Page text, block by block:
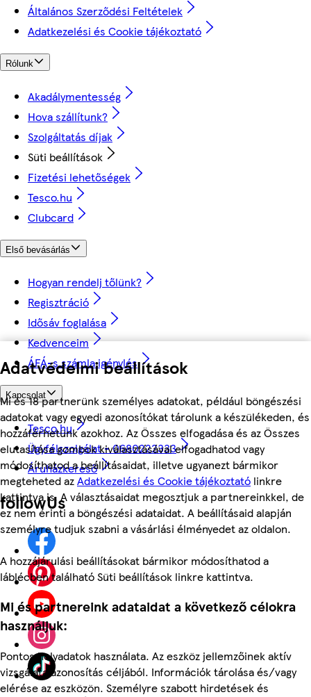
Adatvédelmi beállítások
Mi és 18 partnerünk személyes adatokat, például böngészési
adatokat vagy egyedi azonosítókat tárolunk a készülékeden, és
hozzáférhetünk azokhoz. Az Összes elfogadása és az Összes
elutasítása gombok kiválasztásával elfogadhatod vagy
módosíthatod a beállításaidat, illetve ugyanezt bármikor
megteheted azAdatkezelési és Cookie tájékoztató linkre
kattintva is. A választásaidat megosztjuk a partnereinkkel, de
ez nem érinti a böngészési adataidat. A beállításaid alapján
személyre tudjuk szabni a vásárlási élményedet az oldalon.
A hozzájárulási beállításokat bármikor módosíthatod a
láblécben található Süti beállítások linkre kattintva.
Mi és partnereink adataidat a következő célokra
használjuk:
Pontos helyadatok használata. Az eszköz jellemzőinek aktív
vizsgálata azonosítás céljából. Információk tárolása és/vagy
elérése az eszközön. Személyre szabott hirdetések és
Általános Szerződési Feltételek
Adatkezelési és Cookie tájékoztató
Rólunk
Akadálymentesség
Hova szállítunk?
Szolgáltatás díjak
Süti beállítások
Fizetési lehetőségek
Tesco.hu
Clubcard
Első bevásárlás
Hogyan rendelj tőlünk?
Regisztráció
Idősáv foglalása
Kedvenceim
ÁFÁ-s számla igénylés
Kapcsolat
Tesco.hu
Ügyfélszolgálat - 0680222333
Áruházkereső
followUs